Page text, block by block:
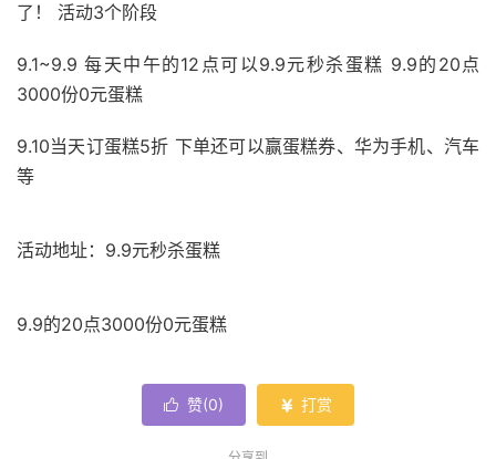
了！ 活动3个阶段
9.1~9.9 每天中午的12点可以9.9元秒杀蛋糕 9.9的20点
3000份0元蛋糕
9.10当天订蛋糕5折 下单还可以赢蛋糕券、华为手机、汽车
等
活动地址：9.9元秒杀蛋糕
9.9的20点3000份0元蛋糕
 赞(0)  打赏